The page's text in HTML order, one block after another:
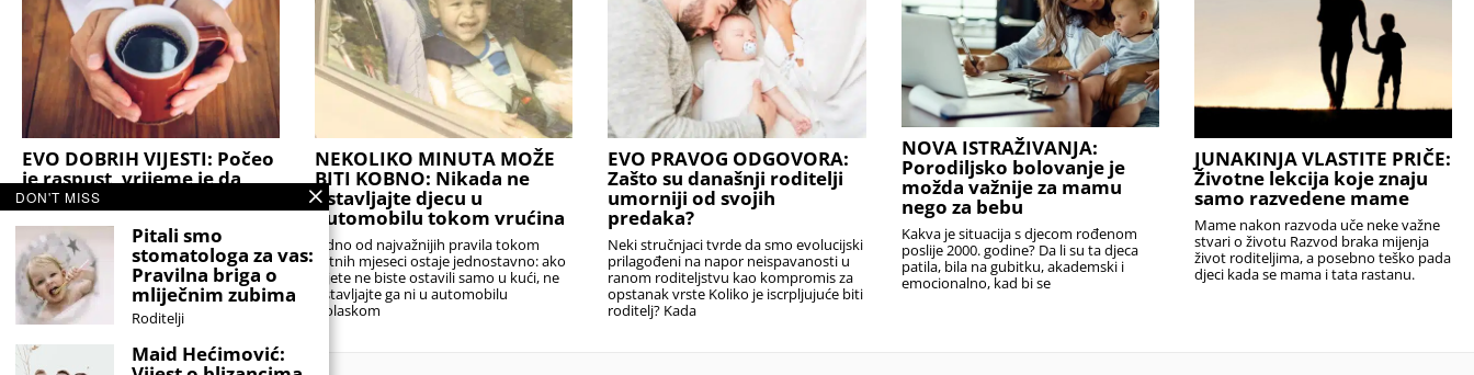
EVO DOBRIH VIJESTI: Počeo
je raspust, vrijeme je da
malo predahnu i roditelji
Posljednje ocjene su zaključene, školske
torbe odložene, a alarmi za rano
ustajanje konačno mogu malo
pričekati. Za mnoge učenike početak
ljetnog raspusta predstavlja dugo
NEKOLIKO MINUTA MOŽE
BITI KOBNO: Nikada ne
ostavljajte djecu u
automobilu tokom vrućina
Jedno od najvažnijih pravila tokom
ljetnih mjeseci ostaje jednostavno: ako
dijete ne biste ostavili samo u kući, ne
ostavljajte ga ni u automobilu
Dolaskom
EVO PRAVOG ODGOVORA:
Zašto su današnji roditelji
umorniji od svojih
predaka?
Neki stručnjaci tvrde da smo evolucijski
prilagođeni na napor neispavanosti u
ranom roditeljstvu kao kompromis za
opstanak vrste Koliko je iscrpljujuće biti
roditelj? Kada
NOVA ISTRAŽIVANJA:
Porodiljsko bolovanje je
možda važnije za mamu
nego za bebu
Kakva je situacija s djecom rođenom
poslije 2000. godine? Da li su ta djeca
patila, bila na gubitku, akademski i
emocionalno, kad bi se
JUNAKINJA VLASTITE PRIČE:
Životne lekcija koje znaju
samo razvedene mame
Mame nakon razvoda uče neke važne
stvari o životu Razvod braka mijenja
život roditeljima, a posebno teško pada
djeci kada se mama i tata rastanu.
DON'T MISS
Pitali smo
stomatologa za vas:
Pravilna briga o
mliječnim zubima
Roditelji
Maid Hećimović: